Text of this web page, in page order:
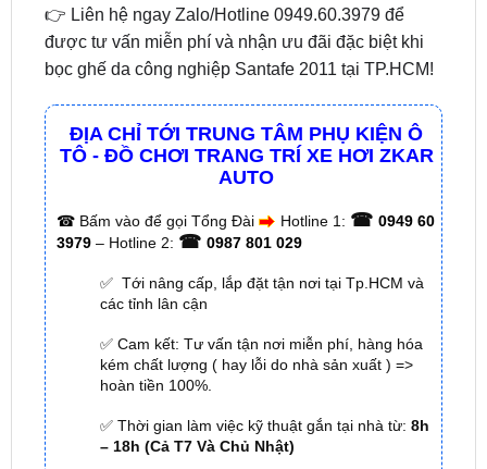
bọc ghế da công nghiệp Santafe 2011 tại TP.HCM!
ĐỊA CHỈ TỚI TRUNG TÂM PHỤ KIỆN Ô
TÔ - ĐỒ CHƠI TRANG TRÍ XE HƠI ZKAR
☎Bấm vào để gọi Tổng Đài Hotline 1:☎ 0949 60
0987 801 029
✅ Tới nâng cấp, lắp đặt tận nơi tại Tp.HCM và
các tỉnh lân cận
✅ Cam kết: Tư vấn tận nơi miễn phí, hàng hóa
kém chất lượng ( hay lỗi do nhà sản xuất ) =>
✅ Thời gian làm việc kỹ thuật gắn tại nhà từ:8h
– 18h (Cả T7 Và Chủ Nhật)
✅ Có xuấthóa đơn VATcho Khách Hàng